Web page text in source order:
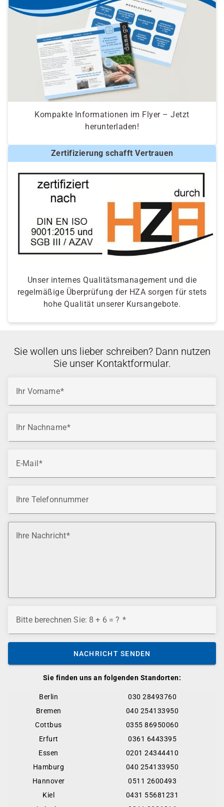
Kompakte Informationen im Flyer – Jetzt
herunterladen!
Zertifizierung schafft Vertrauen
Unser internes Qualitätsmanagement und die
regelmäßige Überprüfung der HZA sorgen für stets
hohe Qualität unserer Kursangebote.
Sie finden uns an folgenden Standorten:
Berlin
030 28493760
Bremen
040 254133950
Cottbus
0355 86950060
Erfurt
0361 6443395
Essen
0201 24344410
Hamburg
040 254133950
Hannover
0511 2600493
Kiel
0431 55681231
Sie wollen uns lieber schreiben? Dann nutzen
Sie unser Kontaktformular.
Ihr Vorname
Ihr Nachname
E-Mail
Ihre Telefonnummer
Ihre Nachricht
Bitte berechnen Sie: 8 + 6 = ?
NACHRICHT SENDEN